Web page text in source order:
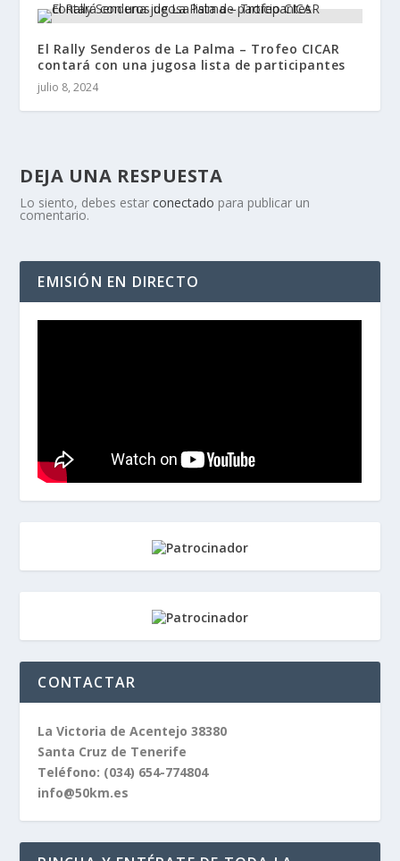
El Rally Senderos de La Palma – Trofeo CICAR
contará con una jugosa lista de participantes
julio 8, 2024
DEJA UNA RESPUESTA
Lo siento, debes estarconectado para publicar un
comentario.
EMISIÓN EN DIRECTO
CONTACTAR
La Victoria de Acentejo 38380
Santa Cruz de Tenerife
Teléfono: (034) 654-774804
info@50km.es